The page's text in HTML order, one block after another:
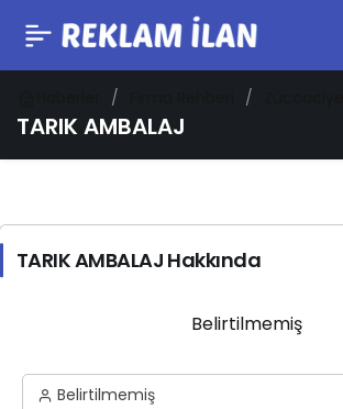
TARIK AMBALAJ
TARIK AMBALAJ Hakkında
Belirtilmemiş
Belirtilmemiş